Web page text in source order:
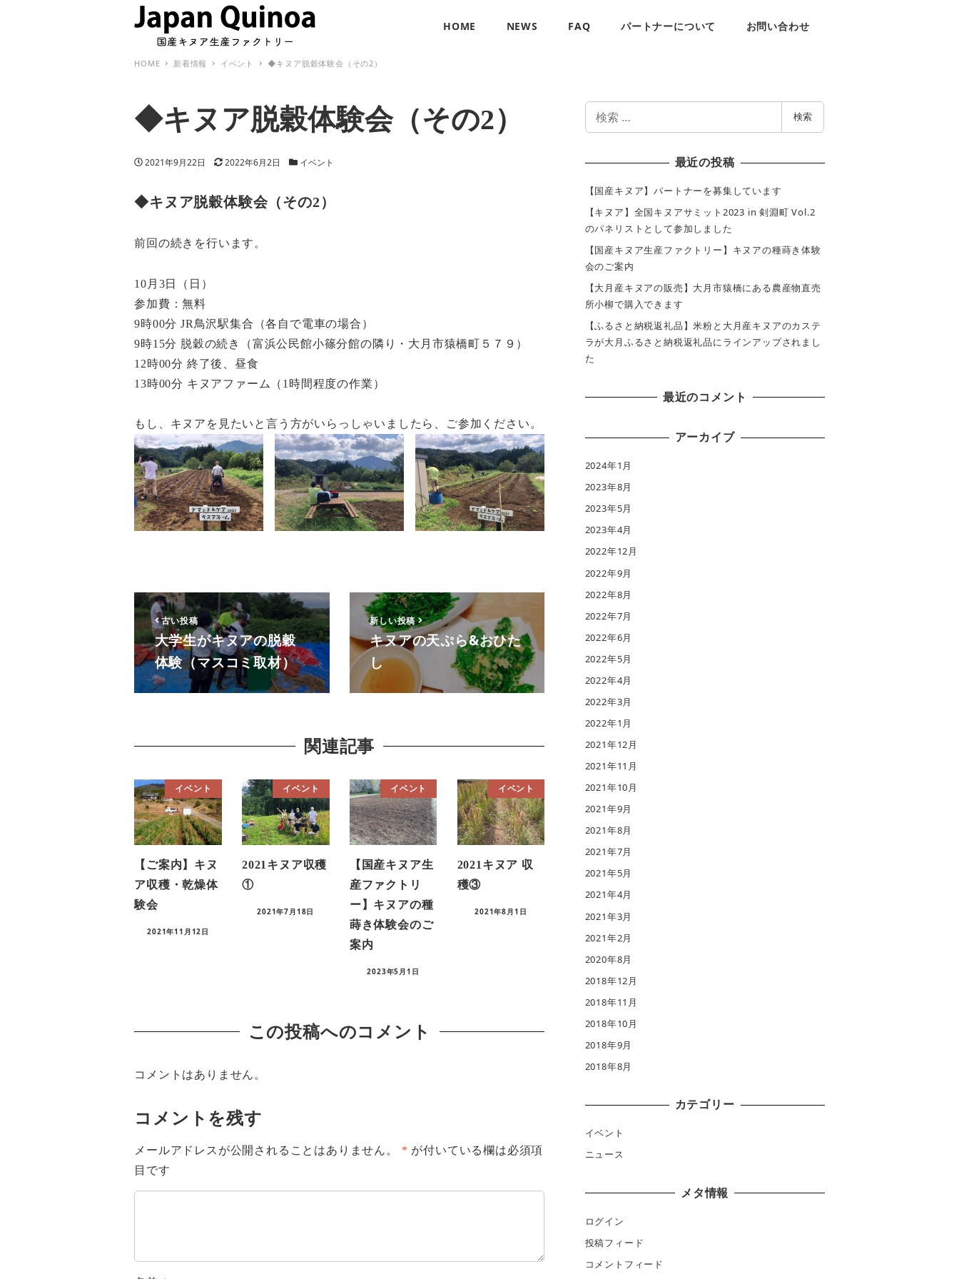
HOME NEWS FAQ パートナーについて お問い合わせ
HOME 新着情報 イベント ◆キヌア脱穀体験会（その2）
◆キヌア脱穀体験会（その2）
投稿日
2021年9月22日 更新日
2022年6月2日 カテゴリー
イベント
◆キヌア脱穀体験会（その2）
前回の続きを行います。
10月3日（日）
参加費：無料
9時00分 JR鳥沢駅集合（各自で電車の場合）
9時15分 脱穀の続き（富浜公民館小篠分館の隣り・大月市猿橋町５７９）
12時00分 終了後、昼食
13時00分 キヌアファーム（1時間程度の作業）
もし、キヌアを見たいと言う方がいらっしゃいましたら、ご参加ください。
古い投稿
大学生がキヌアの脱穀
体験（マスコミ取材）
新しい投稿
キヌアの天ぷら&おひた
し
関連記事
イベント
【ご案内】キヌ
ア収穫・乾燥体
験会
2021年11月12日
イベント
2021キヌア収穫
①
2021年7月18日
イベント
【国産キヌア生
産ファクトリ
ー】キヌアの種
蒔き体験会のご
案内
2023年5月1日
イベント
2021キヌア 収
穫③
2021年8月1日
この投稿へのコメント
コメントはありません。
コメントを残す
メールアドレスが公開されることはありません。 * が付いている欄は必須項
目です
検
検索
最近の投稿
【国産キヌア】パートナーを募集しています
【キヌア】全国キヌアサミット2023 in 剣淵町 Vol.2
のパネリストとして参加しました
【国産キヌア生産ファクトリー】キヌアの種蒔き体験
会のご案内
【大月産キヌアの販売】大月市猿橋にある農産物直売
所小柳で購入できます
【ふるさと納税返礼品】米粉と大月産キヌアのカステ
ラが大月ふるさと納税返礼品にラインアップされまし
た
最近のコメント
アーカイブ
2024年1月
2023年8月
2023年5月
2023年4月
2022年12月
2022年9月
2022年8月
2022年7月
2022年6月
2022年5月
2022年4月
2022年3月
2022年1月
2021年12月
2021年11月
2021年10月
2021年9月
2021年8月
2021年7月
2021年5月
2021年4月
2021年3月
2021年2月
2020年8月
2018年12月
2018年11月
2018年10月
2018年9月
2018年8月
カテゴリー
イベント
ニュース
メタ情報
ログイン
投稿フィード
コメントフィード